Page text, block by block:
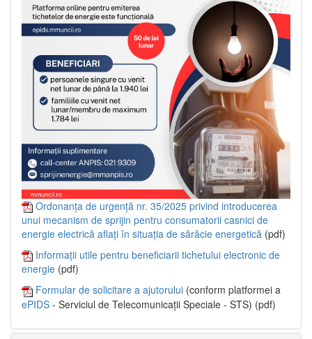
Ordonanța de urgență nr. 35/2025 privind introducerea
unui mecanism de sprijin pentru consumatorii casnici de
energie electrică aflați în situația de sărăcie energetică (pdf)
Informații utile pentru beneficiarii tichetului electronic de
energie (pdf)
Formular de solicitare a ajutorului (conform platformei a
ePIDS - Serviciul de Telecomunicații Speciale - STS) (pdf)